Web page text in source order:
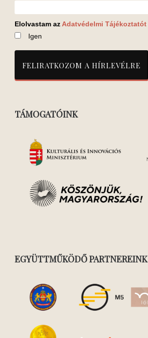
Elolvastam az Adatvédelmi Tájékoztatót
Igen
TÁMOGATÓINK
EGYÜTTMŰKÖDŐ PARTNEREINK